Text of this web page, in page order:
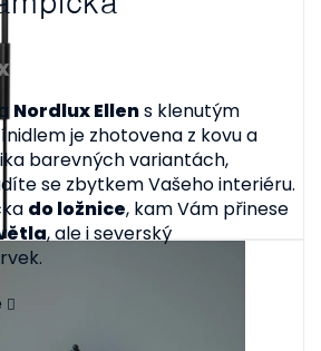
Nordlux Ellens klenutým
je zhotovena z kovu a
barevných variantách,
se zbytkem Vašeho interiéru.
do ložnice, kam Vám přinese
, ale i severský